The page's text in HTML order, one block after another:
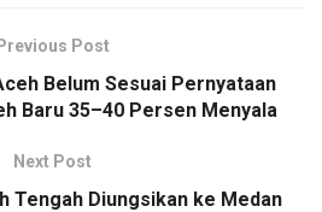
Post
Belum Sesuai Pernyataan
Baru 35–40 Persen Menyala
Next Post
Tengah Diungsikan ke Medan